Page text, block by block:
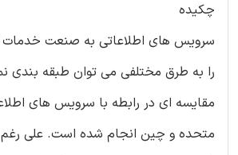
چکیده
سرویس های اطلاعاتی به صنعت خدمات
را به طرق مختلفی می توان طبقه بندی
مقایسه ای در رابطه با سرویس های
متحده و چین انجام شده است. علی رغم